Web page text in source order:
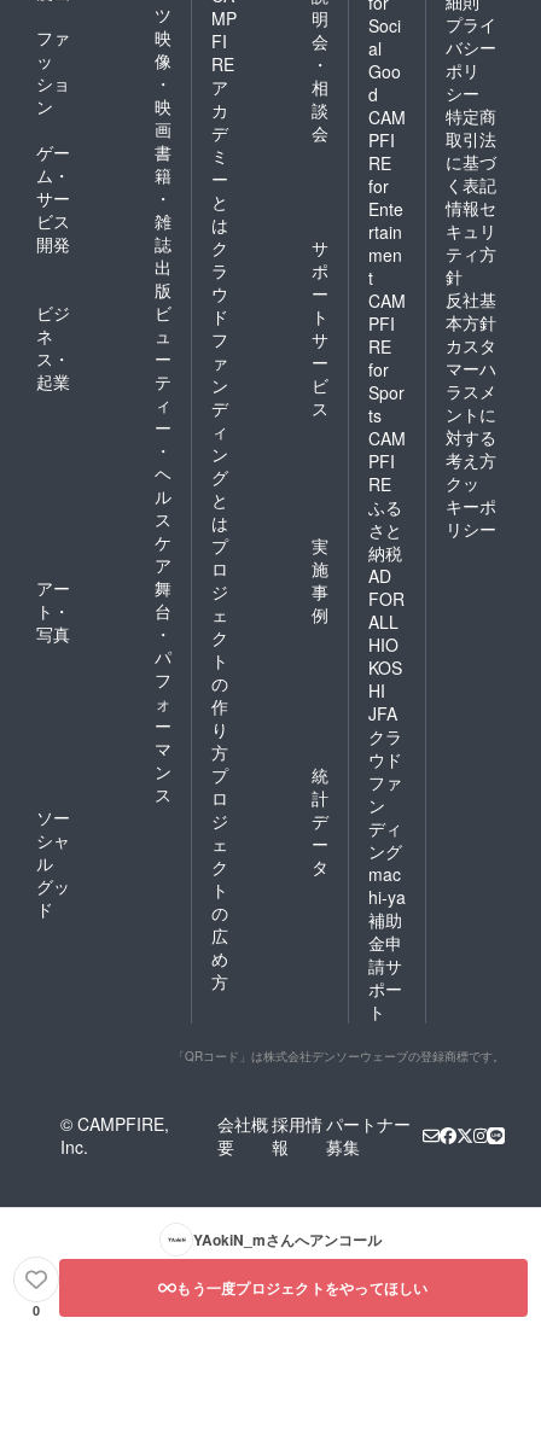
ツ
ファ
ッ
ショ
ン
映
像
・
映
画
ゲー
ム・
サー
ビス
開発
書
籍
・
雑
誌
出
版
ビジ
ネ
ス・
起業
ビ
ュ
ー
テ
ィ
ー
・
ヘ
ル
ス
ケ
ア
アー
ト・
写真
舞
台
・
パ
フ
ォ
ー
マ
ン
ス
ソー
シャ
ル
グッ
ド
MP
FI
RE
ア
カ
デ
ミ
ー
と
は
明
会
・
相
談
会
ク
ラ
ウ
ド
フ
ァ
ン
デ
ィ
ン
グ
と
は
サ
ポ
ー
ト
サ
ー
ビ
ス
プ
ロ
ジ
ェ
ク
ト
の
作
り
方
実
施
事
例
プ
ロ
ジ
ェ
ク
ト
の
広
め
方
統
計
デ
ー
タ
Soci
al
Goo
d
CAM
PFI
RE
for
Ente
rtain
men
t
CAM
PFI
RE
for
Spor
ts
CAM
PFI
RE
ふる
さと
納税
AD
FOR
ALL
HIO
KOS
HI
JFA
クラ
ウド
ファ
ン
ディ
ング
mac
hi-ya
補助
金申
請サ
ポー
ト
プライ
バシー
ポリ
シー
特定商
取引法
に基づ
く表記
情報セ
キュリ
ティ方
針
反社基
本方針
カスタ
マーハ
ラスメ
ントに
対する
考え方
クッ
キーポ
リシー
「QRコード」は株式会社デンソーウェーブの登録商標です。
© CAMPFIRE,
Inc.
会社概
要
採用情
報
パートナー
募集
YAokiN_mさんへアンコール
0
もう一度プロジェクトをやってほしい